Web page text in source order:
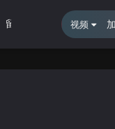
留言报错 视频